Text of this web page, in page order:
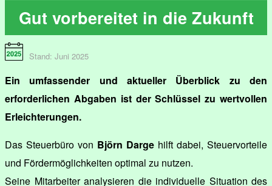
Gut vorbereitet in die Zukunft
Stand: Juni 2025
Ein umfassender und aktueller Überblick zu den
erforderlichen Abgaben ist der Schlüssel zu wertvollen
Erleichterungen.
Das Steuerbüro von Björn Darge hilft dabei, Steuervorteile
und Fördermöglichkeiten optimal zu nutzen.
Seine Mitarbeiter analysieren die individuelle Situation des